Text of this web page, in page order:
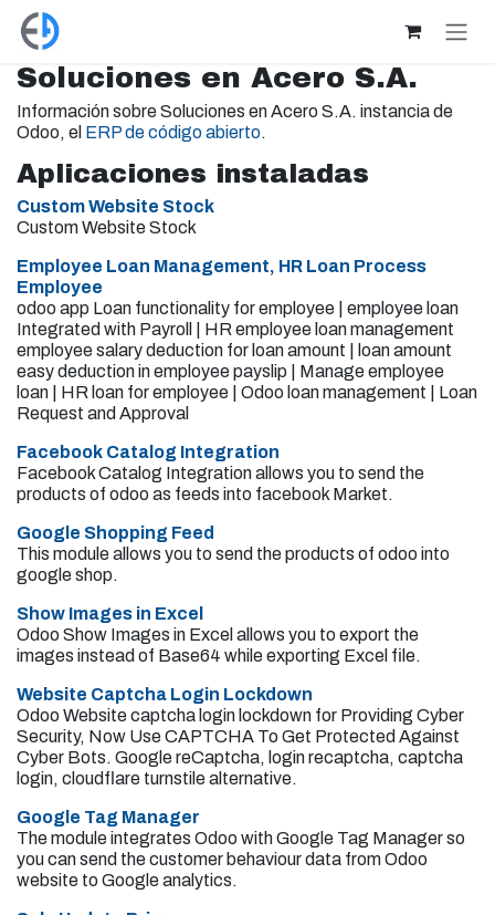
Ir al contenido
Soluciones en Acero S.A.
Información sobre Soluciones en Acero S.A. instancia de
Odoo, el ERP de código abierto.
Aplicaciones instaladas
Custom Website Stock
Custom Website Stock
Employee Loan Management, HR Loan Process
Employee
odoo app Loan functionality for employee | employee loan
Integrated with Payroll | HR employee loan management
employee salary deduction for loan amount | loan amount
easy deduction in employee payslip | Manage employee
loan | HR loan for employee | Odoo loan management | Loan
Request and Approval
Facebook Catalog Integration
Facebook Catalog Integration allows you to send the
products of odoo as feeds into facebook Market.
Google Shopping Feed
This module allows you to send the products of odoo into
google shop.
Show Images in Excel
Odoo Show Images in Excel allows you to export the
images instead of Base64 while exporting Excel file.
Website Captcha Login Lockdown
Odoo Website captcha login lockdown for Providing Cyber
Security, Now Use CAPTCHA To Get Protected Against
Cyber Bots. Google reCaptcha, login recaptcha, captcha
login, cloudflare turnstile alternative.
Google Tag Manager
The module integrates Odoo with Google Tag Manager so
you can send the customer behaviour data from Odoo
website to Google analytics.